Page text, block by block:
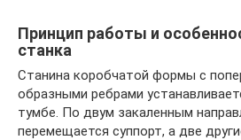
Принцип работы и
станка
Станина коробчатой формы с
образными ребрами
тумбе. По двум закаленным
перемещается суппорт, а две